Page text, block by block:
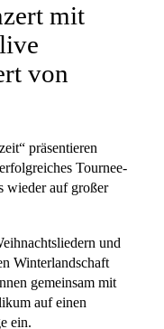
mit
von
präsentieren
Tournee-
wieder auf großer
und
Winterlandschaft
gemeinsam mit
auf einen
ein.